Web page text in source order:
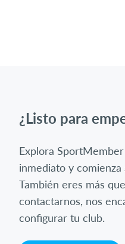
¿Listo para
Explora
inmediato y
También eres más
contactarnos, nos
configurar tu club.